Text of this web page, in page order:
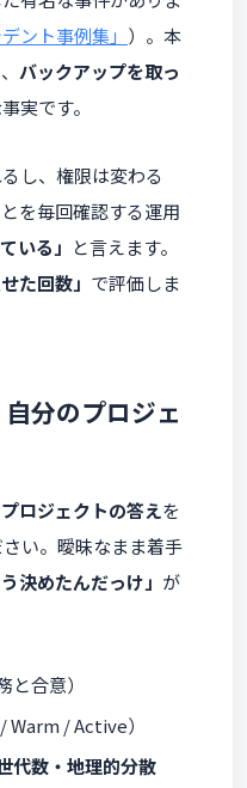
ント事例集」 ）。本
バックアップを取っ
実です。
し、権限は変わる
を毎回確認する運用
いる」 と言えます。
せた回数」 で評価しま
分のプロジェ
ロジェクトの答えを
い。曖昧なまま着手
決めたんだっけ」 が
と合意）
Warm / Active）
代数・地理的分散